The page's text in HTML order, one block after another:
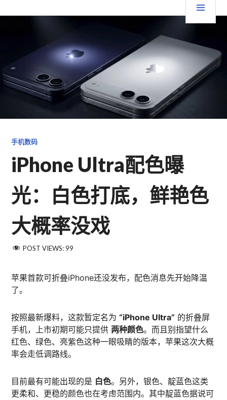
至 TGFC LIFESTYLE
单
手机数码
iPhone Ultra配色曝
光：白色打底，鲜艳色
大概率没戏
POST VIEWS: 99
苹果首款可折叠iPhone还没发布，配色消息先开始降温
了。
按照最新爆料，这款暂定名为“iPhone Ultra” 的折叠屏
手机，上市初期可能只提供 两种颜色。而且别指望什么
红色、绿色、亮紫色这种一眼吸睛的版本，苹果这次大概
率会走低调路线。
目前最有可能出现的是 白色。另外，银色、靛蓝色这类
更柔和、更稳的颜色也在考虑范围内。其中靛蓝色据说可